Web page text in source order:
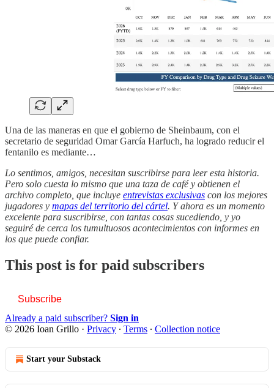
Una de las maneras en que el gobierno de Sheinbaum, con el
secretario de seguridad Omar García Harfuch, ha logrado reducir el
fentanilo es mediante…
Lo sentimos, amigos, necesitan suscribirse para leer esta historia.
Pero solo cuesta lo mismo que una taza de café y obtienen el
archivo completo, que incluye entrevistas exclusivas con los mejores
jugadores y mapas del territorio del cártel. Y ahora es un momento
excelente para suscribirse, con tantas cosas sucediendo, y yo
seguiré de cerca los tumultuosos acontecimientos con informes en
los que puede confiar.
This post is for paid subscribers
Subscribe
Already a paid subscriber? Sign in
© 2026 Ioan Grillo · Privacy ∙ Terms ∙ Collection notice
Start your Substack